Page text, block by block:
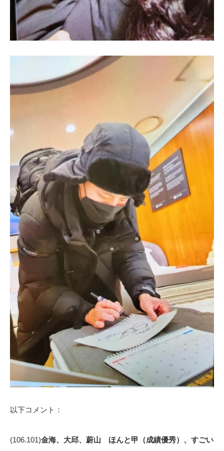
以下コメント：
(106.101)金海、大邱、蔚山 ほんと甲（成績優秀）、すごい